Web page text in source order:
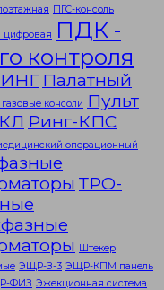
ПГС-консоль
цифровая
ПДК -
контроля
Палатный
консоли Пульт
Ринг-КПС
операционный
ТРО-
Штекер
ЭЩР-З-3 ЭЩР-КПМ панель
ФИЗ Эжекционная система